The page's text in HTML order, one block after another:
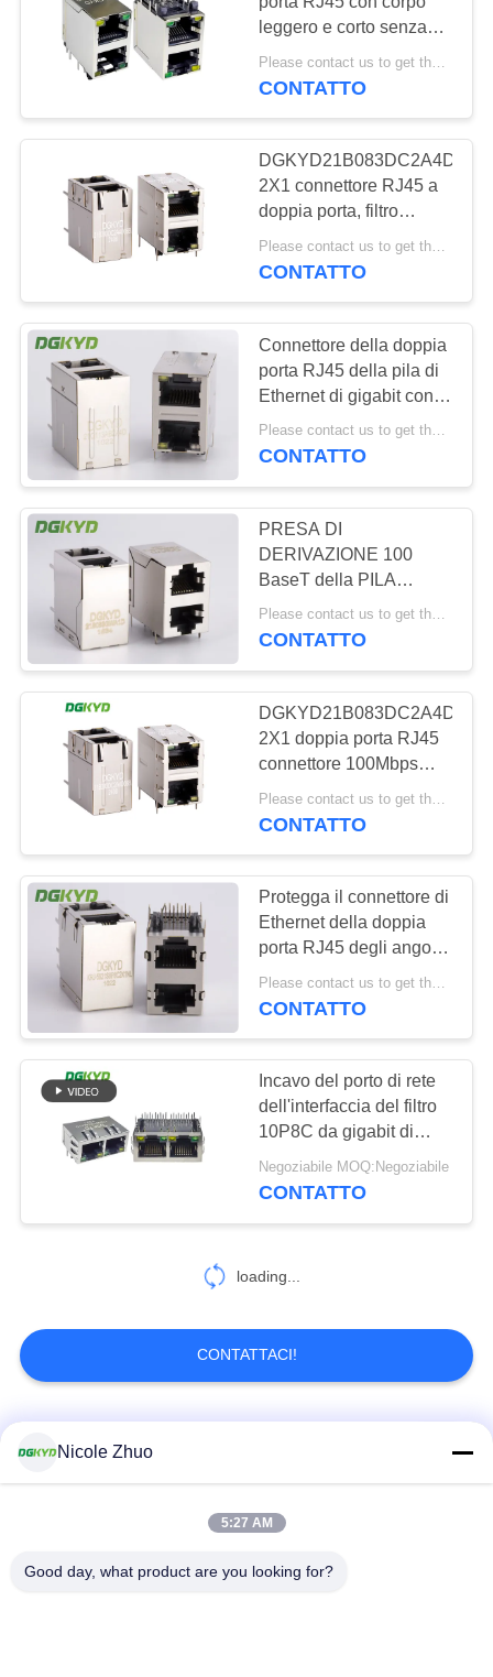
RICHIEDA
UNA
SITEMAP
NORME
PRIVACY
leggero e corto senza
filtro
CONTATTO
DGKYD21B083DC2A4D
2X1 connettore RJ45 a
doppia porta, filtro
integrato a 100 Mbps,
presa di porta della rete
Please contact us to get the latest price. MOQ:1 pezzo
CONTATTO
Connettore della doppia
porta RJ45 della pila di
Ethernet di gigabit con il
trasformatore per
Ethernet industial
Please contact us to get the latest price. MOQ:1 pezzo
CONTATTO
PRESA DI
DERIVAZIONE 100
BaseT della PILA
schermata del
connettore della doppia
Please contact us to get the latest price. MOQ:1 pezzo
CONTATTO
DGKYD21B083DC2A4D
2X1 doppia porta RJ45
connettore 100Mbps
filtro integrato, presa di
porta della rete di
CONTATTO
Protegga il connettore di
Ethernet della doppia
porta RJ45 degli angoli
retti 2 x 1, 10/100/1000
di BASE-TX
Please contact us to get the latest price. MOQ:1 pezzo
CONTATTO
Incavo del porto di rete
dell'interfaccia del filtro
10P8C da gigabit di
Ethernet del connettore
della doppia porta RJ45
Negoziabile MOQ:Negoziabile
CONTATTO
loading...
CONTATTACI!
Categorie popolari
connettore schermato
Nicole Zhuo
5:27 AM
Good day, what product are you looking for?